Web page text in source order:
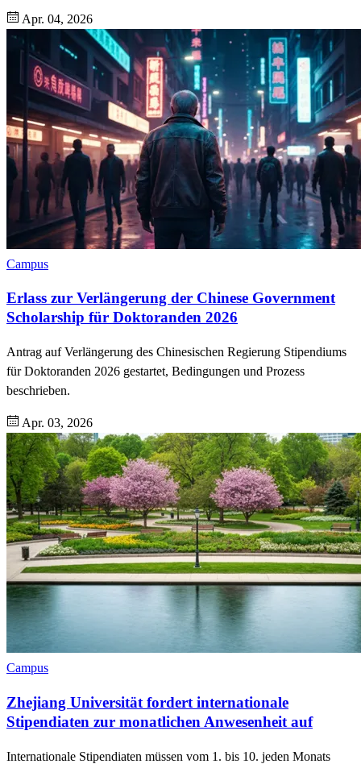
Apr. 04, 2026
Campus
Erlass zur Verlängerung der Chinese Government
Scholarship für Doktoranden 2026
Antrag auf Verlängerung des Chinesischen Regierung Stipendiums
für Doktoranden 2026 gestartet, Bedingungen und Prozess
beschrieben.
Apr. 03, 2026
Campus
Zhejiang Universität fordert internationale
Stipendiaten zur monatlichen Anwesenheit auf
Internationale Stipendiaten müssen vom 1. bis 10. jeden Monats